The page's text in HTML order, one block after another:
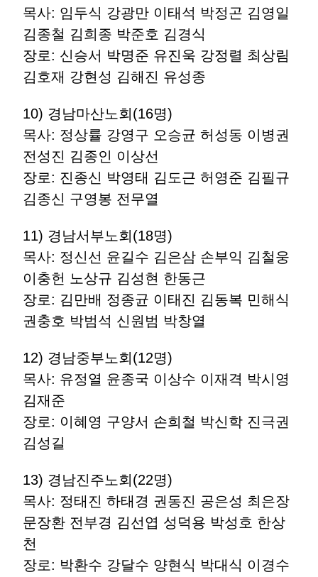
목사: 임두식 강광만 이태석 박정곤 김영일
김종철 김희종 박준호 김경식
장로: 신승서 박명준 유진욱 강정렬 최상림
김호재 강현성 김해진 유성종
10) 경남마산노회(16명)
목사: 정상률 강영구 오승균 허성동 이병권
전성진 김종인 이상선
장로: 진종신 박영태 김도근 허영준 김필규
김종신 구영봉 전무열
11) 경남서부노회(18명)
목사: 정신선 윤길수 김은삼 손부익 김철웅
이충헌 노상규 김성현 한동근
장로: 김만배 정종균 이태진 김동복 민해식
권충호 박범석 신원범 박창열
12) 경남중부노회(12명)
목사: 유정열 윤종국 이상수 이재격 박시영
김재준
장로: 이혜영 구양서 손희철 박신학 진극권
김성길
13) 경남진주노회(22명)
목사: 정태진 하태경 권동진 공은성 최은장
문장환 전부경 김선엽 성덕용 박성호 한상
천
장로: 박환수 강달수 양현식 박대식 이경수